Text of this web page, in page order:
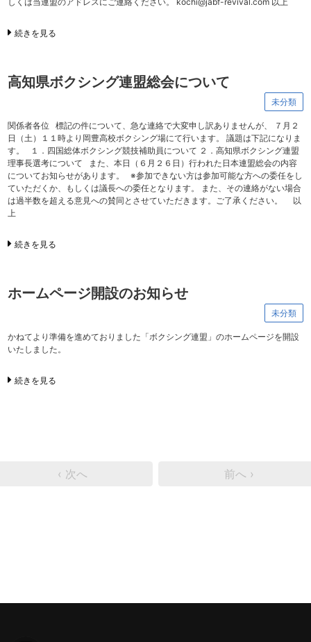
続きを見る
高知県ボクシング連盟総会について
未分類
関係者各位 標記の件について、急な連絡で大変申し訳ありませんが、 ７月２
日（土）１１時より岡豊高校ボクシング場にて行います。 議題は下記になりま
す。 １．四国総体ボクシング競技補助員について ２．高知県ボクシング連盟
理事長選考について また、本日（６月２６日）行われた日本連盟総会の内容
についてお知らせがあります。 ※参加できない方は参加可能な方への委任をし
ていただくか、もしくは議長への委任となります。 また、その連絡がない場合
は過半数を超える意見への賛同とさせていただきます。ご了承ください。 以
上
続きを見る
ホームページ開設のお知らせ
未分類
かねてより準備を進めておりました「ボクシング連盟」のホームページを開設
いたしました。
続きを見る
‹ 次へ 前へ ›